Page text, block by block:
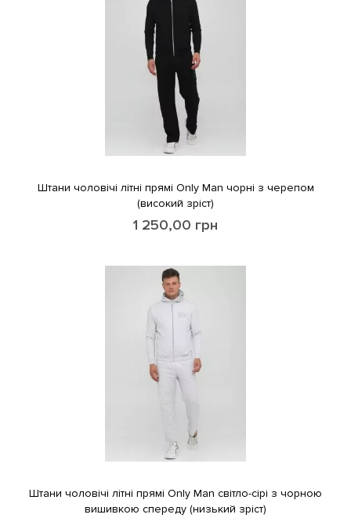
Штани чоловічі літні прямі Only Man чорні з черепом
(високий зріст)
1 250,00 грн
Штани чоловічі літні прямі Only Man світло-сірі з чорною
вишивкою спереду (низький зріст)